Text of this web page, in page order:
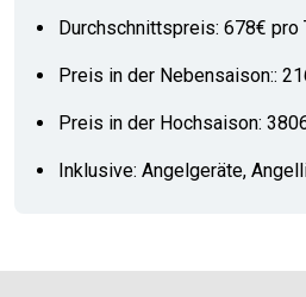
Durchschnittspreis: 678€ pro
Preis in der Nebensaison::
Preis in der Hochsaison:
Inklusive: Angelgeräte,